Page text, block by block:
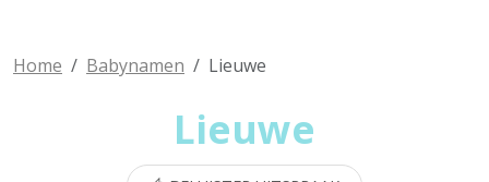
Home Babynamen Lieuwe
Lieuwe